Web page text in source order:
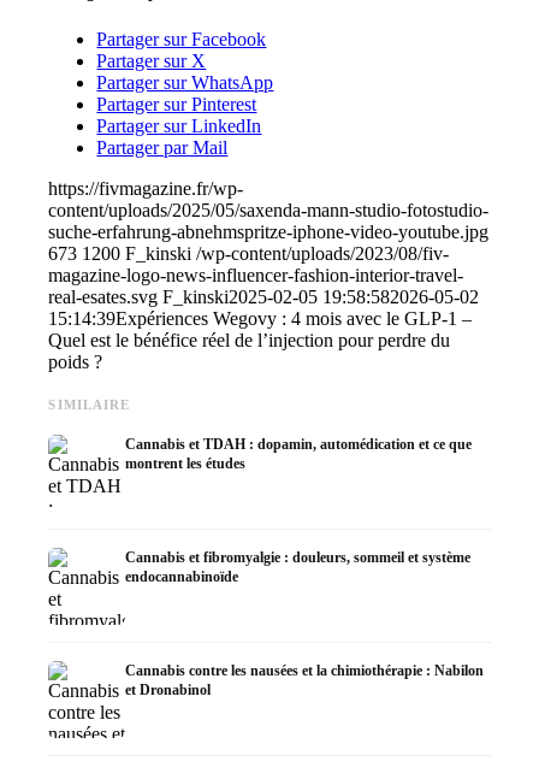
Partager sur Facebook
Partager sur X
Partager sur WhatsApp
Partager sur Pinterest
Partager sur LinkedIn
Partager par Mail
https://fivmagazine.fr/wp-
content/uploads/2025/05/saxenda-mann-studio-fotostudio-
suche-erfahrung-abnehmspritze-iphone-video-youtube.jpg
673 1200 F_kinski /wp-content/uploads/2023/08/fiv-
magazine-logo-news-influencer-fashion-interior-travel-
real-esates.svg F_kinski2025-02-05 19:58:582026-05-02
15:14:39Expériences Wegovy : 4 mois avec le GLP-1 –
Quel est le bénéfice réel de l’injection pour perdre du
poids ?
SIMILAIRE
Cannabis et TDAH : dopamin, automédication et ce que
montrent les études
Cannabis et fibromyalgie : douleurs, sommeil et système
endocannabinoïde
Cannabis contre les nausées et la chimiothérapie : Nabilon
et Dronabinol